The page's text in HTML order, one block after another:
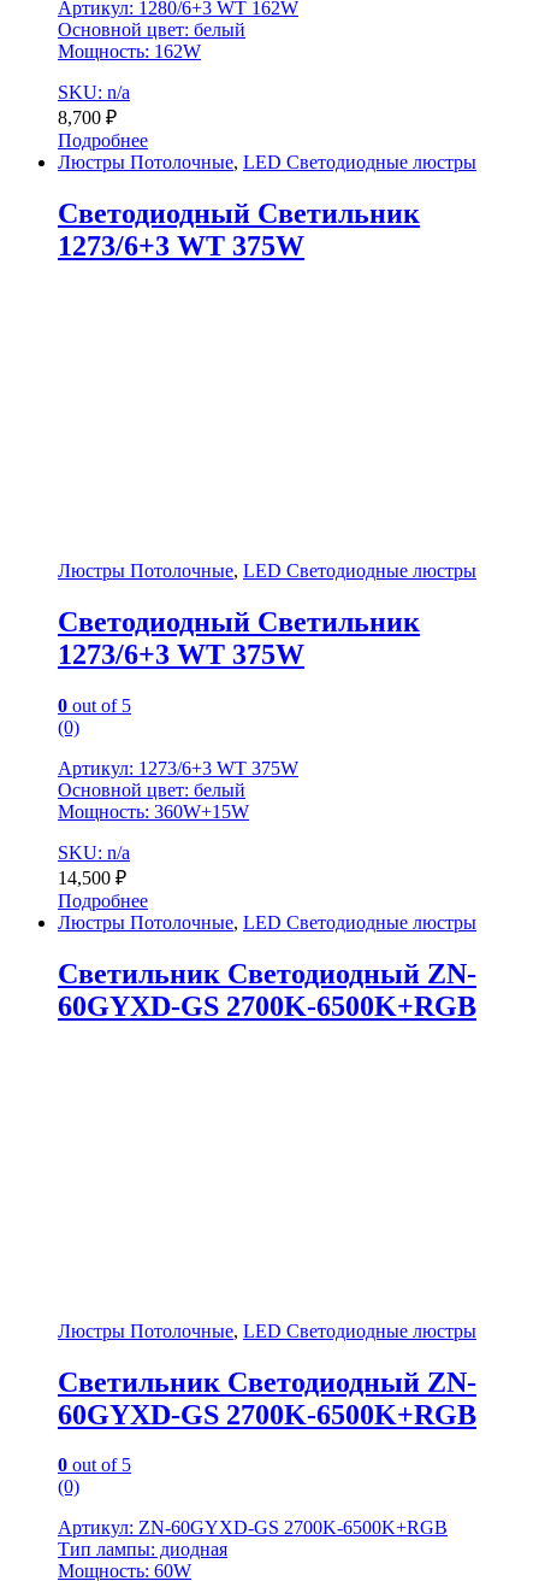
Артикул: 1280/6+3 WT 162W
Основной цвет: белый
Мощность: 162W
SKU: n/a
8,700 ₽
Подробнее
Люстры Потолочные, LED Светодиодные люстры
Светодиодный Светильник
1273/6+3 WT 375W
Люстры Потолочные, LED Светодиодные люстры
Светодиодный Светильник
1273/6+3 WT 375W
0 out of 5
(0)
Артикул: 1273/6+3 WT 375W
Основной цвет: белый
Мощность: 360W+15W
SKU: n/a
14,500 ₽
Подробнее
Люстры Потолочные, LED Светодиодные люстры
Светильник Светодиодный ZN-
60GYXD-GS 2700K-6500K+RGB
Люстры Потолочные, LED Светодиодные люстры
Светильник Светодиодный ZN-
60GYXD-GS 2700K-6500K+RGB
0 out of 5
(0)
Артикул: ZN-60GYXD-GS 2700K-6500K+RGB
Тип лампы: диодная
Мощность: 60W